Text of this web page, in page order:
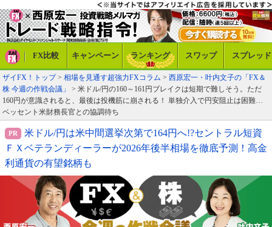
FX比較 キャンペーン ランキング スワップ スプレッド
ザイFX！トップ> 相場を見通す超強力FXコラム > 西原宏一・叶内文子の「FX＆
株 今週の作戦会議」
> 米ドル/円の160～161円ブレイクは短期で難しそう。ただ
160円が意識されると、最後は投機筋に崩される！ 単独介入で円安阻止は困難…
ベッセント米財務長官との協調待ち
米ドル/円は米中間選挙次第で164円へ!?セントラル短資
ＦＸベテランディーラーが2026年後半相場を徹底予測！高金
利通貨の有望銘柄も